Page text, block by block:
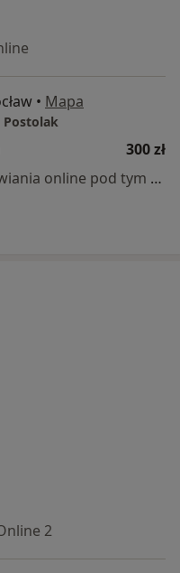
• Mapa
Postolak
300 zł
Specjalista nie oferuje umawiania online pod tym adresem.
2